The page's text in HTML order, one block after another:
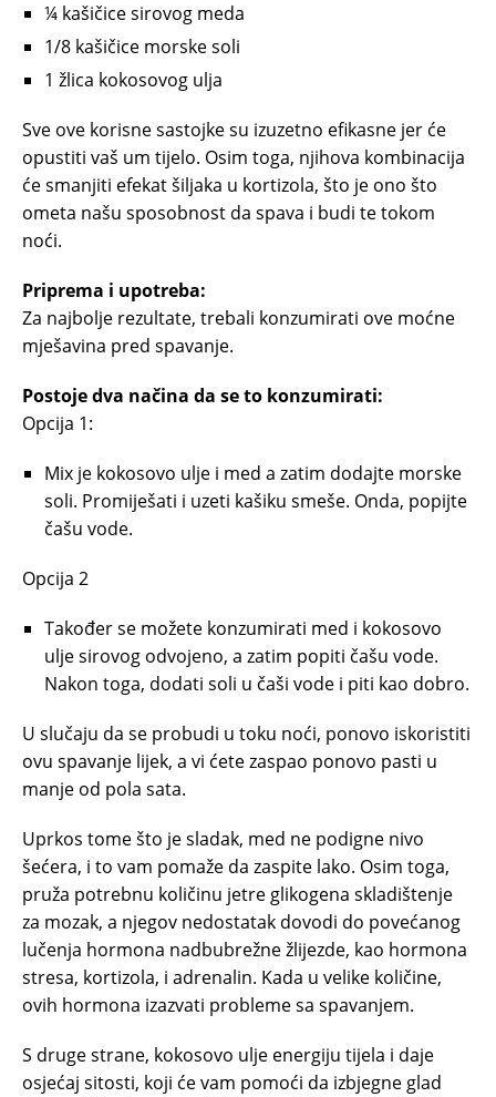
¼ kašičice sirovog meda
1/8 kašičice morske soli
1 žlica kokosovog ulja
Sve ove korisne sastojke su izuzetno efikasne jer će
opustiti vaš um tijelo. Osim toga, njihova kombinacija
će smanjiti efekat šiljaka u kortizola, što je ono što
ometa našu sposobnost da spava i budi te tokom
noći.
Priprema i upotreba:
Za najbolje rezultate, trebali konzumirati ove moćne
mješavina pred spavanje.
Postoje dva načina da se to konzumirati:
Opcija 1:
Mix je kokosovo ulje i med a zatim dodajte morske
soli. Promiješati i uzeti kašiku smeše. Onda, popijte
čašu vode.
Opcija 2
Također se možete konzumirati med i kokosovo
ulje sirovog odvojeno, a zatim popiti čašu vode.
Nakon toga, dodati soli u čaši vode i piti kao dobro.
U slučaju da se probudi u toku noći, ponovo iskoristiti
ovu spavanje lijek, a vi ćete zaspao ponovo pasti u
manje od pola sata.
Uprkos tome što je sladak, med ne podigne nivo
šećera, i to vam pomaže da zaspite lako. Osim toga,
pruža potrebnu količinu jetre glikogena skladištenje
za mozak, a njegov nedostatak dovodi do povećanog
lučenja hormona nadbubrežne žlijezde, kao hormona
stresa, kortizola, i adrenalin. Kada u velike količine,
ovih hormona izazvati probleme sa spavanjem.
S druge strane, kokosovo ulje energiju tijela i daje
osjećaj sitosti, koji će vam pomoći da izbjegne glad